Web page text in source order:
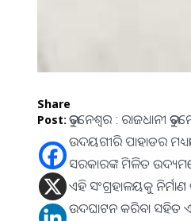
Share
Post:ଭୁବନେଶ୍ବର : ରାଜଧାନୀ
ଉଦୟଗୀରି ପାହାଡର
ସରକାରଙ୍କ ମିଳିତ
ଏହି ସଂଗ୍ରହାଳୟକୁ
ଉଦଘାଟନ କରିବା ସହିତ